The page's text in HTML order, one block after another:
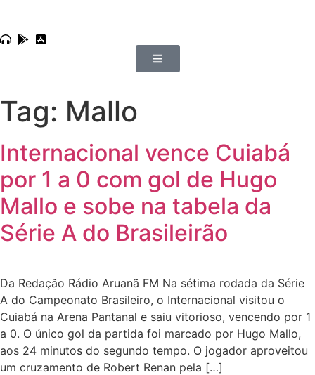
Tag: Mallo
Internacional vence Cuiabá
por 1 a 0 com gol de Hugo
Mallo e sobe na tabela da
Série A do Brasileirão
Da Redação Rádio Aruanã FM Na sétima rodada da Série
A do Campeonato Brasileiro, o Internacional visitou o
Cuiabá na Arena Pantanal e saiu vitorioso, vencendo por 1
a 0. O único gol da partida foi marcado por Hugo Mallo,
aos 24 minutos do segundo tempo. O jogador aproveitou
um cruzamento de Robert Renan pela […]